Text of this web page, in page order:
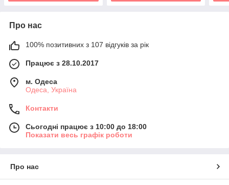
Про нас
100% позитивних з 107 відгуків за рік
Працює з 28.10.2017
м. Одеса
Одеса, Україна
Контакти
Сьогодні працює з 10:00 до 18:00
Показати весь графік роботи
Про нас